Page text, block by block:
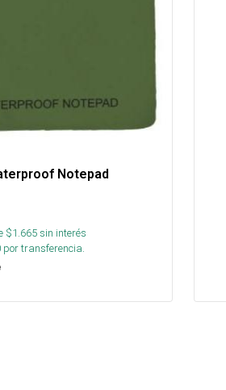
Notepad
$1.665sin interés
por transferencia.